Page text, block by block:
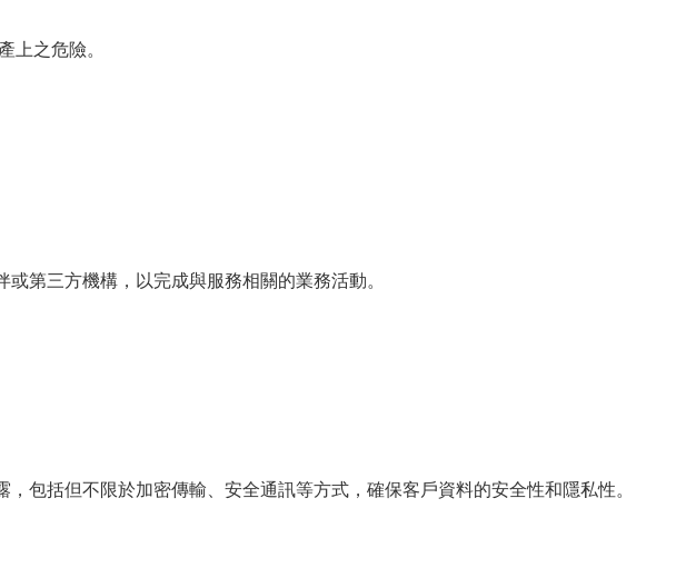
上之危險。
第三方機構，以完成與服務相關的業務活動。
包括但不限於加密傳輸、安全通訊等方式，確保客戶資料的安全性和隱私性。